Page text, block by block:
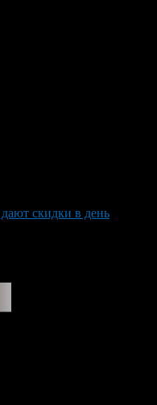
скидки в день